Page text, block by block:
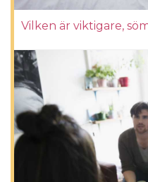
Vilken är viktigare,